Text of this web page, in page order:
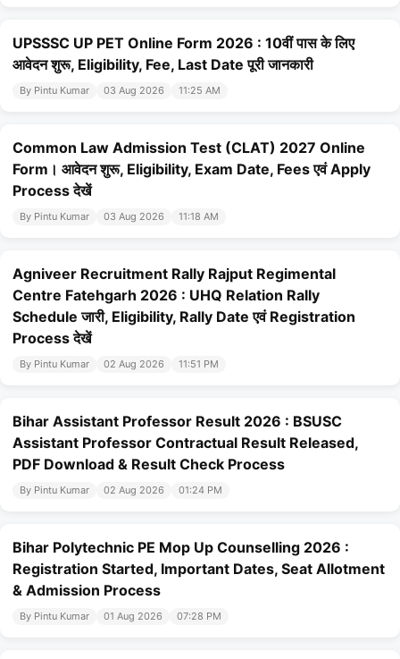
UPSSSC UP PET Online Form 2026 : 10वीं पास के लिए
आवेदन शुरू, Eligibility, Fee, Last Date पूरी जानकारी
By Pintu Kumar 03 Aug 2026 11:25 AM
Common Law Admission Test (CLAT) 2027 Online
Form। आवेदन शुरू, Eligibility, Exam Date, Fees एवं Apply
Process देखें
By Pintu Kumar 03 Aug 2026 11:18 AM
Agniveer Recruitment Rally Rajput Regimental
Centre Fatehgarh 2026 : UHQ Relation Rally
Schedule जारी, Eligibility, Rally Date एवं Registration
Process देखें
By Pintu Kumar 02 Aug 2026 11:51 PM
Bihar Assistant Professor Result 2026 : BSUSC
Assistant Professor Contractual Result Released,
PDF Download & Result Check Process
By Pintu Kumar 02 Aug 2026 01:24 PM
Bihar Polytechnic PE Mop Up Counselling 2026 :
Registration Started, Important Dates, Seat Allotment
& Admission Process
By Pintu Kumar 01 Aug 2026 07:28 PM